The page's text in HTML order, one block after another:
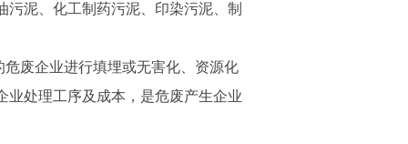
泥、化工制药污泥、印染污泥、制
废企业进行填埋或无害化、资源化
业处理工序及成本，是危废产生企业